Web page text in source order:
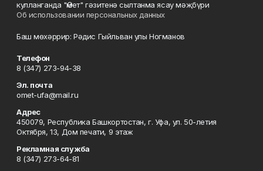
кулланганда "Өмет" гәзитенә сылтанма ясау мәҗбүри
Об использовании персональных данных
Баш мөхәррир: Рәдис Гыйльван улы Ногманов
Телефон
8 (347) 273-94-38
Эл. почта
omet-ufa@mail.ru
Адрес
450079, Республика Башкортостан, г. Уфа, ул. 50-летия
Октября, 13, Дом печати, 9 этаж
Рекламная служба
8 (347) 273-64-81